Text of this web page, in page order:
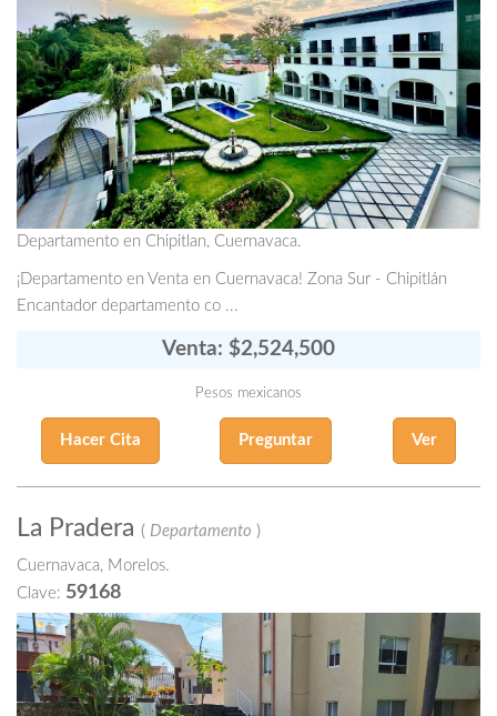
Departamento en Chipitlan, Cuernavaca.
¡Departamento en Venta en Cuernavaca! Zona Sur - Chipitlán
Encantador departamento co ...
Venta: $2,524,500
Pesos mexicanos
Hacer Cita Preguntar Ver
La Pradera ( Departamento )
Cuernavaca, Morelos.
Clave: 59168